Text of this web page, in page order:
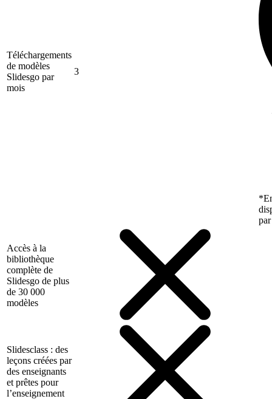
Téléchargements
de modèles
Slidesgo par
mois
3
Accès à la
bibliothèque
complète de
Slidesgo de plus
de 30 000
modèles
Slidesclass : des
leçons créées par
des enseignants
et prêtes pour
l’enseignement